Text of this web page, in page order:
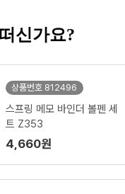
신가요?
상품번호 812496
스프링 메모 바인더 볼펜 세
트 Z353
4,660원